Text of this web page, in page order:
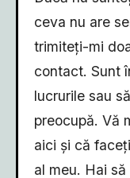
ceva nu are
trimiteți-mi
contact. Sunt
lucrurile sau
preocupă. Vă
aici și că
al meu. Hai